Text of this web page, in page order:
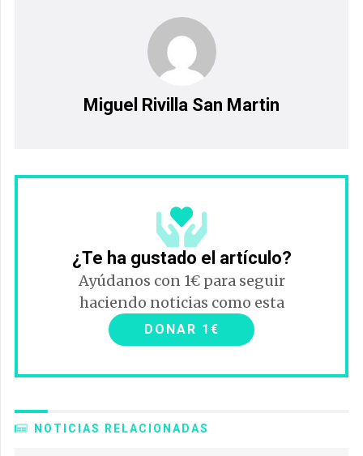
Miguel Rivilla San Martin
¿Te ha gustado el artículo?
Ayúdanos con 1€ para seguir
haciendo noticias como esta
DONAR 1€
NOTICIAS RELACIONADAS